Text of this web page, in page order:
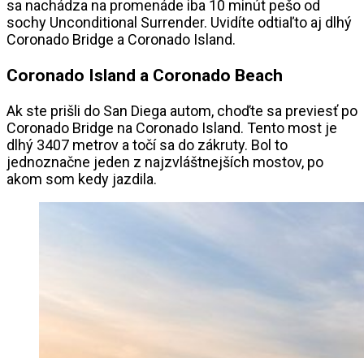
sa nachádza na promenáde iba 10 minút pešo od
sochy Unconditional Surrender. Uvidíte odtiaľto aj dlhý
Coronado Bridge a Coronado Island.
Coronado Island a Coronado Beach
Ak ste prišli do San Diega autom, choďte sa previesť po
Coronado Bridge na Coronado Island. Tento most je
dlhý 3407 metrov a točí sa do zákruty. Bol to
jednoznačne jeden z najzvláštnejších mostov, po
akom som kedy jazdila.